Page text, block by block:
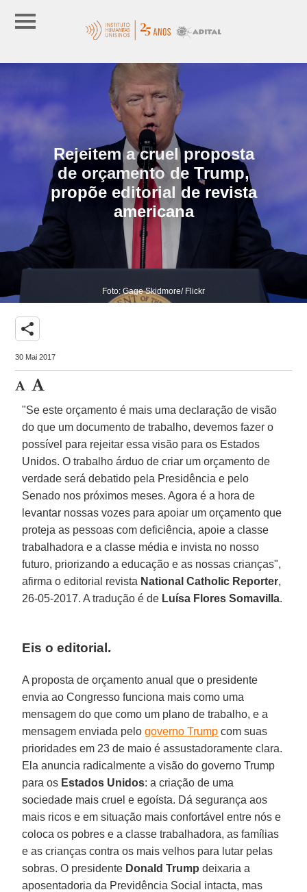
Rejeitem a cruel proposta
de orçamento de Trump,
propõe editorial de revista
americana
Foto: Gage Skidmore/ Flickr
share
30 Mai 2017
"Se este orçamento é mais uma declaração de visão
do que um documento de trabalho, devemos fazer o
possível para rejeitar essa visão para os Estados
Unidos. O trabalho árduo de criar um orçamento de
verdade será debatido pela Presidência e pelo
Senado nos próximos meses. Agora é a hora de
levantar nossas vozes para apoiar um orçamento que
proteja as pessoas com deficiência, apoie a classe
trabalhadora e a classe média e invista no nosso
futuro, priorizando a educação e as nossas crianças",
afirma o editorial revista National Catholic Reporter,
26-05-2017. A tradução é de Luísa Flores Somavilla.
Eis o editorial.
A proposta de orçamento anual que o presidente
envia ao Congresso funciona mais como uma
mensagem do que como um plano de trabalho, e a
mensagem enviada pelogoverno Trump com suas
prioridades em 23 de maio é assustadoramente clara.
Ela anuncia radicalmente a visão do governo Trump
para os Estados Unidos: a criação de uma
sociedade mais cruel e egoísta. Dá segurança aos
mais ricos e em situação mais confortável entre nós e
coloca os pobres e a classe trabalhadora, as famílias
e as crianças contra os mais velhos para lutar pelas
sobras. O presidente Donald Trump deixaria a
aposentadoria da Previdência Social intacta, mas